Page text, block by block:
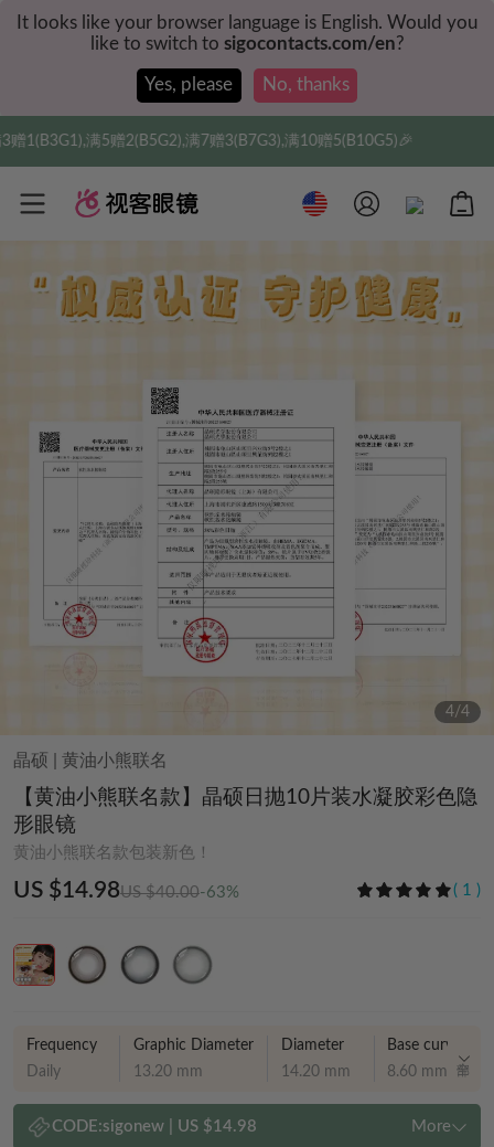
It looks like your browser language is English. Would you
like to switch to sigocontacts.com/en?
Yes, please No, thanks
赠2(B5G2),满7赠3(B7G3),满10赠5(B10G5)🎉
4/4
晶硕 黄油小熊联名
【黄油小熊联名款】晶硕日抛10片装水凝胶彩色隐
形眼镜
黄油小熊联名款包装新色！
US $14.98US $40.00-63% ( 1 )
Frequency
Daily
Graphic Diameter
13.20 mm
Diameter
14.20 mm
Base curve
8.60 mm
CODE:sigonew| US $14.98 More